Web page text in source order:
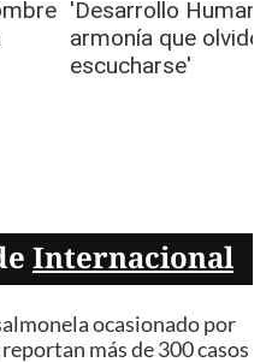
Internacional
ocasionado por
más de 300 casos